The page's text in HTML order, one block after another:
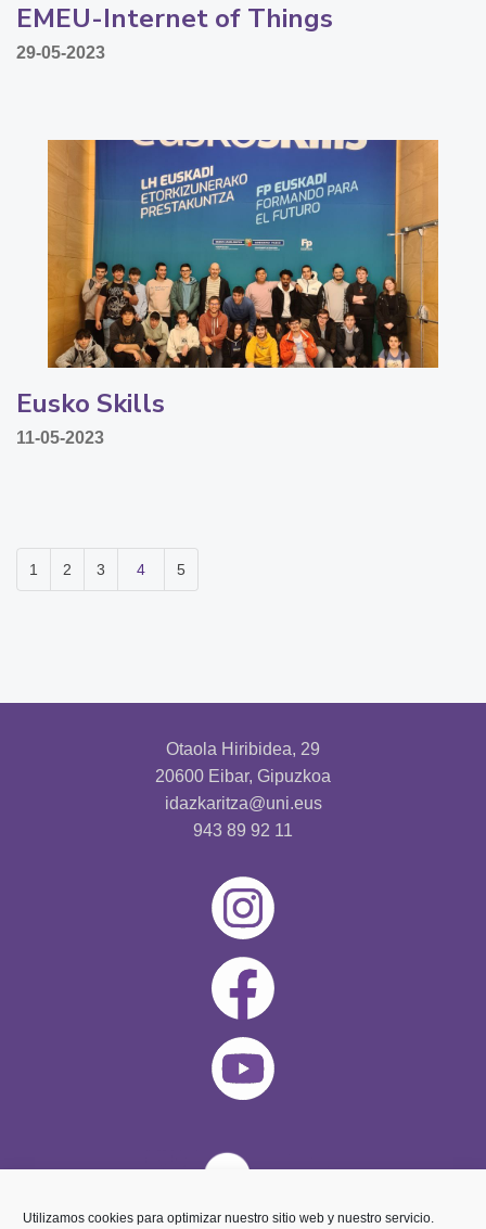
Utilizamos cookies para optimizar nuestro sitio web y nuestro servicio.
EMEU-Internet of Things
29-05-2023
Eusko Skills
11-05-2023
1 2 3 4 5
Otaola Hiribidea, 29
20600 Eibar, Gipuzkoa
idazkaritza@uni.eus
943 89 92 11